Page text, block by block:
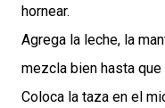
hornear.
Agrega la leche, la
mezcla bien hasta
Coloca la taza en el